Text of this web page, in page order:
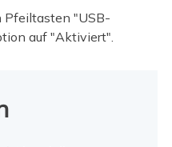
"USB-
auf "Aktiviert".